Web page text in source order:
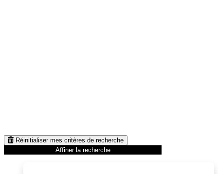
Réinitialiser mes critères de recherche
Affiner la recherche